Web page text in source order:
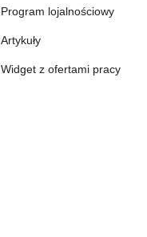
Program lojalnościowy
Artykuły
Widget z ofertami pracy